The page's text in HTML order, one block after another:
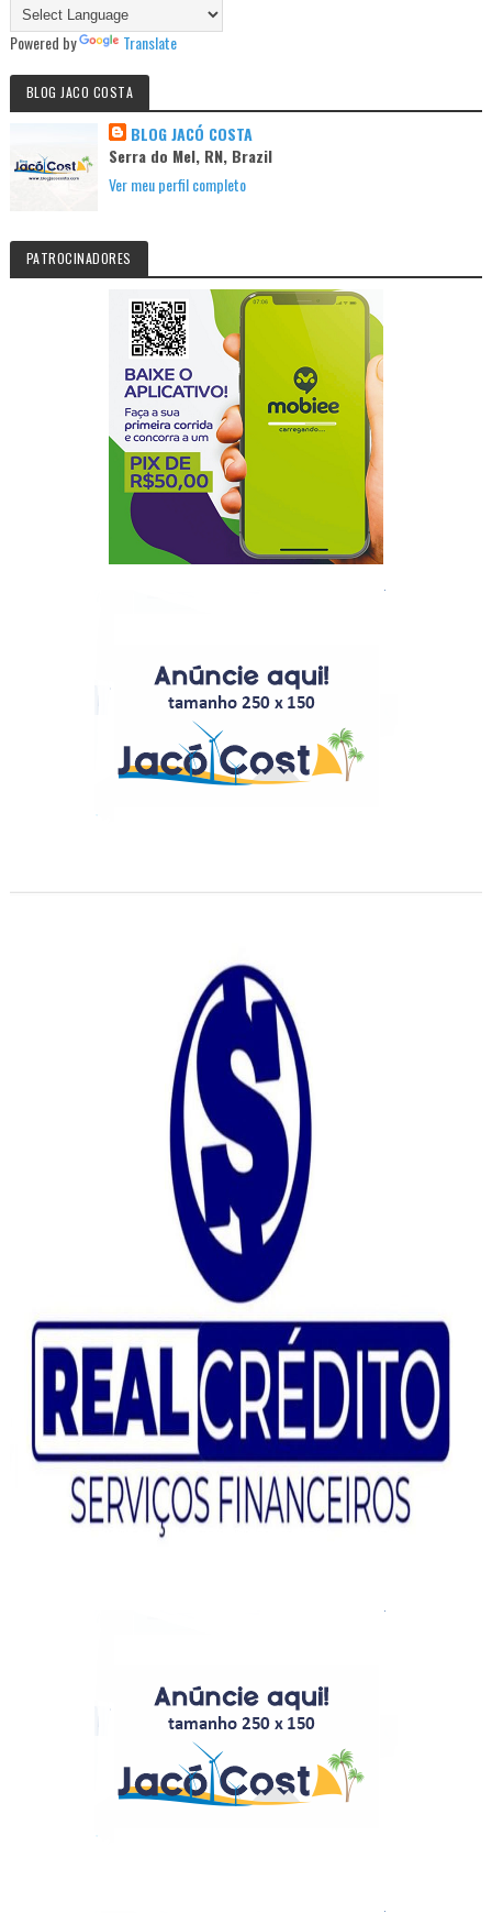
Powered by Translate
BLOG JACO COSTA
BLOG JACÓ COSTA
Serra do Mel, RN, Brazil
Ver meu perfil completo
PATROCINADORES